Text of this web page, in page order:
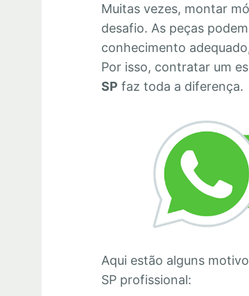
Muitas vezes, montar
desafio. As peças
conhecimento
Por isso, contratar um
SP faz toda a diferença.
Aqui estão alguns
SP profissional: